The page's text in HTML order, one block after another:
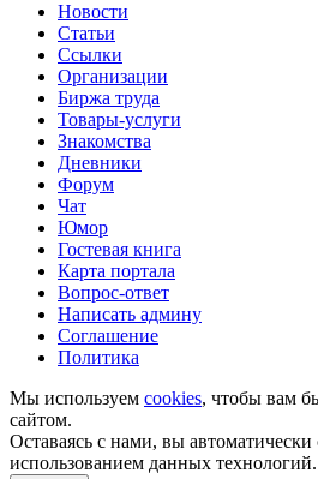
Новости
Статьи
Ссылки
Организации
Биржа труда
Товары-услуги
Знакомства
Дневники
Форум
Чат
Юмор
Гостевая книга
Карта портала
Вопрос-ответ
Написать админу
Соглашение
Политика
Мы используем cookies, чтобы вам
сайтом.
Оставаясь с нами, вы автоматически
использованием данных технологий.